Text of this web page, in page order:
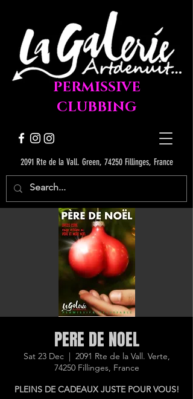
2091 Rte de la Vall. Green, 74250 Fillinges, France
PERMISSIVE
CLUBBING
PERE DE NOEL
Sat 23 Dec
  |
2091 Rte de la Vall. Verte,
74250 Fillinges, France
PLEINS DE CADEAUX JUSTE POUR VOUS!